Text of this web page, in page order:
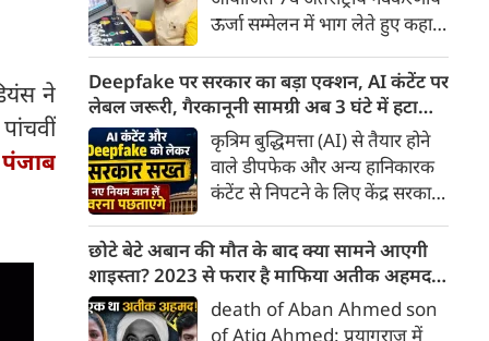
ने
पंजाब
गए FCRA संशोधन बिल 2026 ने न
केवल देश के भीतर, बल्कि सात
समंदर पार अमेरिका तक में सियासी
हलचल बढ़ा दी है।
ऊर्जा सम्मेलन में भाग लेते हुए कहा
500 गीगा वॉट गैर-जीवाश्म ऊर्जा
क्षमता के राष्ट्रीय लक्ष्य की प्राप्ति के
लिए पूरी प्रतिबद्धता के साथ कार्य कर
रहा है। उन्होंने कहा कि राज्य
नवकरणीय ऊर्जा, ऊर्जा भंडारण तथा
हरित औद्योगिक विकास के क्षेत्र में
तेजी से आगे बढ़ रहा है। म.प्र. आज
देश के अग्रणी राज्यों में अपनी विशिष्ट
पहचान बना चुका है।
Deepfake पर सरकार का बड़ा एक्शन, AI कंटेंट पर
लेबल जरूरी, गैरकानूनी सामग्री अब 3 घंटे में हटानी
होगी, नए नियम जान लें वरना पछताएंगे
कृत्रिम बुद्धिमत्ता (AI) से तैयार होने
वाले डीपफेक और अन्य हानिकारक
कंटेंट से निपटने के लिए केंद्र सरकार
किया है। सरकार ने AI से तैयार कंटेंट
पर स्पष्ट लेबल और पहचान योग्य
मेटाडेटा उपलब्ध कराना अनिवार्य
किया है। साथ ही, सरकारी या
छोटे बेटे अबान की मौत के बाद क्या सामने आएगी
शाइस्ता? 2023 से फरार है माफिया अतीक अहमद
की पत्नी
death of Aban Ahmed son
of Atiq Ahmed: प्रयागराज में